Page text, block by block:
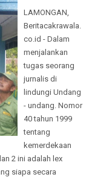
LAMONGAN,
Beritacakrawala.
co.id - Dalam
menjalankan
tugas seorang
jurnalis di
lindungi Undang
- undang. Nomor
40 tahun 1999
tentang
kemerdekaan
2 ini adalah lex
siapa secara